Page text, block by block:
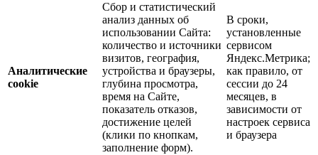
Аналитические
cookie
Сбор и статистический
анализ данных об
использовании Сайта:
количество и источники
визитов, география,
устройства и браузеры,
глубина просмотра,
время на Сайте,
показатель отказов,
достижение целей
(клики по кнопкам,
заполнение форм).
В сроки,
установленные
сервисом
Яндекс.Метрика;
как правило, от
сессии до 24
месяцев, в
зависимости от
настроек сервиса
и браузера